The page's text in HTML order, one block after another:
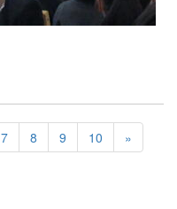
7 8 9 10 »